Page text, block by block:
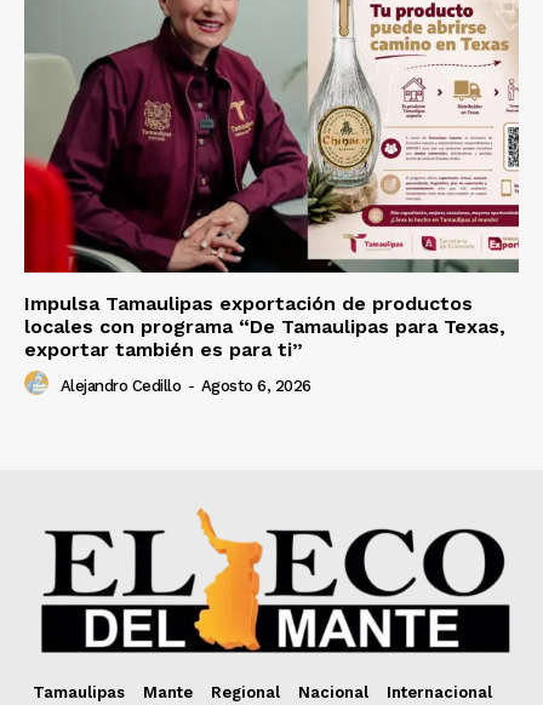
Impulsa Tamaulipas exportación de productos
locales con programa “De Tamaulipas para Texas,
exportar también es para ti”
Alejandro Cedillo - Agosto 6, 2026
Tamaulipas Mante Regional Nacional
Internacional